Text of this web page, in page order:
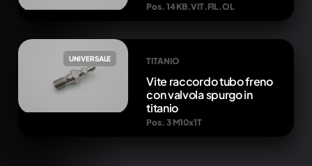
Pos. 14 KB.VIT.FIL.OL
UNIVERSALE TITANIO
Vite raccordo tubo freno
con valvola spurgo in
titanio
Pos. 3 M10x1T